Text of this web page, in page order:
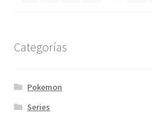
Categorías
Pokemon
Series